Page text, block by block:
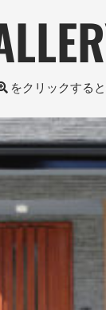
をクリックする